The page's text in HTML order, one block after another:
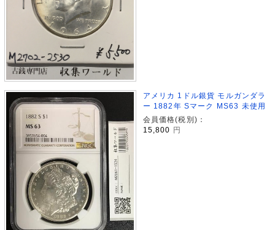
アメリカ 1ドル銀貨 モルガンダラ
ー 1882年 Sマーク MS63 未使用
会員価格(税別)：
15,800 円